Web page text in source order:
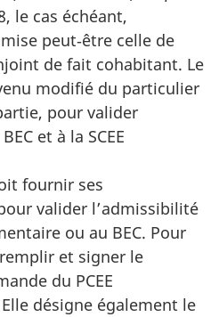
le cas échéant,
peut‑être celle de
de fait cohabitant. Le
modifié du particulier
pour valider
et à la SCEE
fournir ses
valider l’admissibilité
ou au BEC. Pour
et signer le
du PCEE
Elle désigne également le